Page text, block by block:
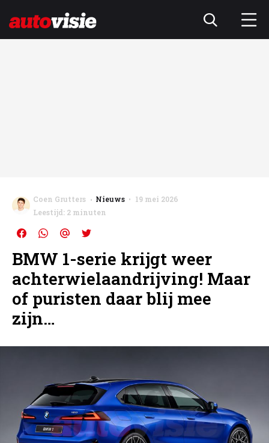
Coen Grutters Nieuws
19 mei 2026
Leestijd: 2 minuten
BMW 1-serie krijgt weer
achterwielaandrijving! Maar
of puristen daar blij mee
zijn…